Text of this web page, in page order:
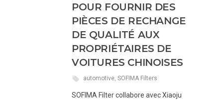
POUR FOURNIR DES
PIÈCES DE RECHANGE
DE QUALITÉ AUX
PROPRIÉTAIRES DE
VOITURES CHINOISES
automotive, SOFIMA Filters
SOFIMA Filter collabore avec Xiaoju